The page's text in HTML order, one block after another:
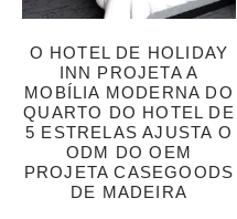
O HOTEL DE HOLIDAY
INN PROJETA A
MOBÍLIA MODERNA DO
QUARTO DO HOTEL DE
5 ESTRELAS AJUSTA O
ODM DO OEM
PROJETA CASEGOODS
DE MADEIRA